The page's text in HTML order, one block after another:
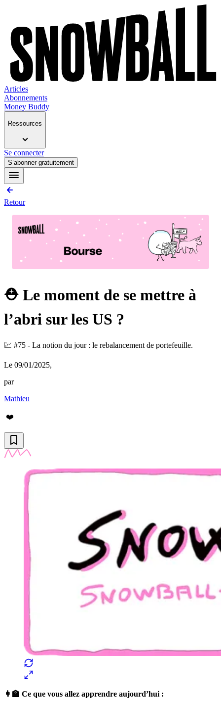
Articles
Abonnements
Money Buddy
Ressources
Se connecter
S’abonner gratuitement
Retour
⛑️ Le moment de se mettre à
l’abri sur les US ?
💹 #75 - La notion du jour : le rebalancement de portefeuille.
Le 09/01/2025,
par
Mathieu
❤️
👩‍🏫 Ce que vous allez apprendre aujourd’hui :